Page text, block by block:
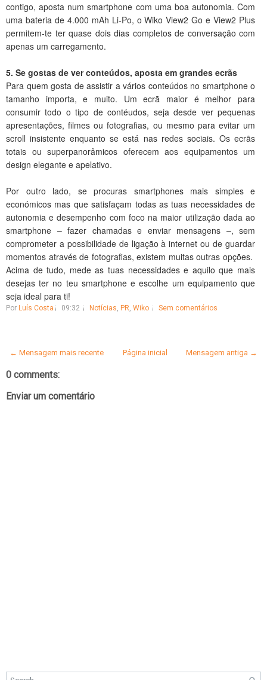
contigo, aposta num smartphone com uma boa autonomia. Com
uma bateria de 4.000 mAh Li-Po, o Wiko View2 Go e View2 Plus
permitem-te ter quase dois dias completos de conversação com
apenas um carregamento.
5. Se gostas de ver conteúdos, aposta em grandes ecrãs
Para quem gosta de assistir a vários conteúdos no smartphone o
tamanho importa, e muito. Um ecrã maior é melhor para
consumir todo o tipo de contéudos, seja desde ver pequenas
apresentações, filmes ou fotografias, ou mesmo para evitar um
scroll insistente enquanto se está nas redes sociais. Os ecrãs
totais ou superpanorâmicos oferecem aos equipamentos um
design elegante e apelativo.
Por outro lado, se procuras smartphones mais simples e
económicos mas que satisfaçam todas as tuas necessidades de
autonomia e desempenho com foco na maior utilização dada ao
smartphone – fazer chamadas e enviar mensagens –, sem
comprometer a possibilidade de ligação à internet ou de guardar
momentos através de fotografias, existem muitas outras opções.
Acima de tudo, mede as tuas necessidades e aquilo que mais
desejas ter no teu smartphone e escolhe um equipamento que
seja ideal para ti!
Por Luís Costa 09:32 Notícias, PR, Wiko Sem comentários
← Mensagem mais recente Mensagem antiga →
Página inicial
0 comments:
Enviar um comentário